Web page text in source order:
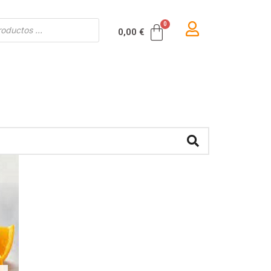
0,00 € Carrito